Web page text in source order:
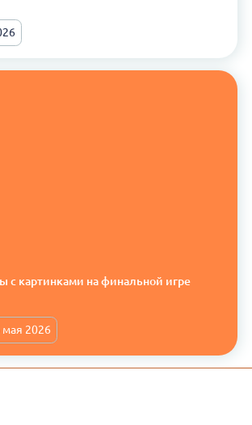
с картинками на финальной игре
мая 2026